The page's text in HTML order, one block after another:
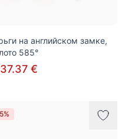
на английском замке,
585°
€